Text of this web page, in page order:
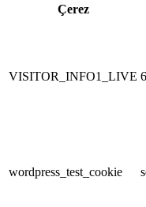
Çerez
VISITOR_INFO1_LIVE
wordpress_test_cookie